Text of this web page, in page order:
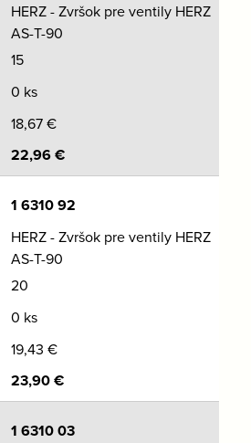
HERZ - Zvršok pre ventily HERZ
AS-T-90
15
0 ks
18,67€
22,96€
1 6310 92
HERZ - Zvršok pre ventily HERZ
AS-T-90
20
0 ks
19,43 €
23,90€
1 6310 03